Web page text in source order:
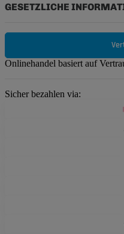
GESETZLICHE
Onlinehandel basiert auf
Sicher bezahlen via: